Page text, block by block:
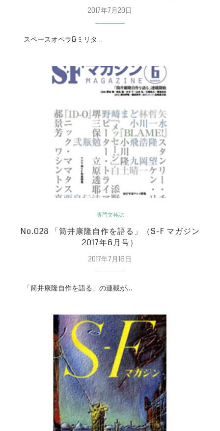
2017年7月20日
スペースオペラ&ミリタ…
専門文芸誌
No.028 「筒井康隆自作を語る」（S-F マガジン
2017年6月号）
2017年7月16日
「筒井康隆自作を語る」の連載が…